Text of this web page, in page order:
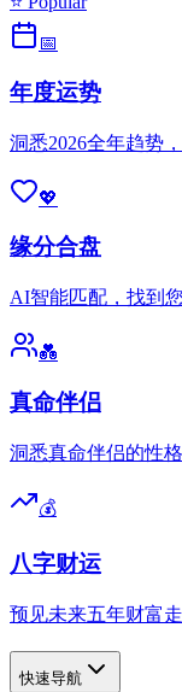
📅
年度运势
洞悉2026全年趋势
💖
缘分合盘
AI智能匹配，找到
💑
真命伴侣
洞悉真命伴侣的性
💰
八字财运
预见未来五年财富
快速导航